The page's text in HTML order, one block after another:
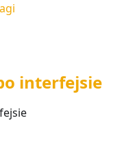
interfejsie